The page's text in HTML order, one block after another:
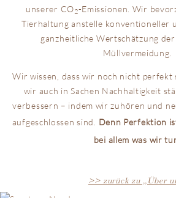
unserer CO2-Emissionen. Wir
Tierhaltung anstelle konventioneller
ganzheitliche Wertschätzung
Müllvermeidung.
Wir wissen, dass wir noch nicht perfekt
wir auch in Sachen Nachhaltigkeit
verbessern – indem wir zuhören und
aufgeschlossen sind. Denn Perfektion
bei allem was wir
>> zurück zu „Über